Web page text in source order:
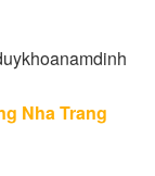
Nha Trang